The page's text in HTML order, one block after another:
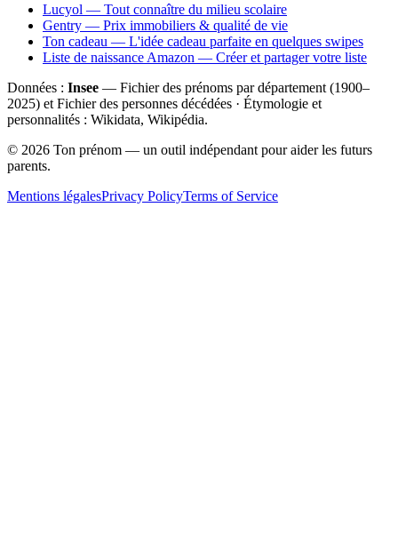
Lucyol — Tout connaître du milieu scolaire
Gentry — Prix immobiliers & qualité de vie
Ton cadeau — L'idée cadeau parfaite en quelques swipes
Liste de naissance Amazon — Créer et partager votre liste
Données : Insee — Fichier des prénoms par département (1900–
2025) et Fichier des personnes décédées · Étymologie et
personnalités : Wikidata, Wikipédia.
© 2026 Ton prénom — un outil indépendant pour aider les futurs
parents.
Mentions légalesPrivacy PolicyTerms of Service